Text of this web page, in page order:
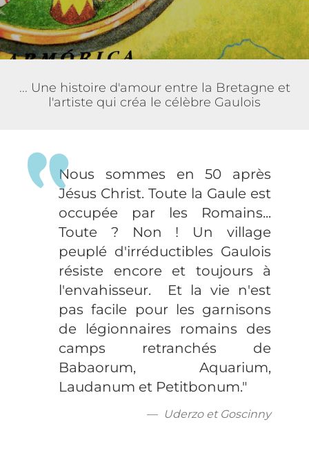
... Une histoire d'amour entre la Bretagne et
l'artiste qui créa le célèbre Gaulois
Nous sommes en 50 après
Jésus Christ. Toute la Gaule est
occupée par les Romains...
Toute ? Non ! Un village
peuplé d'irréductibles Gaulois
résiste encore et toujours à
l'envahisseur. Et la vie n'est
pas facile pour les garnisons
de légionnaires romains des
camps retranchés de
Babaorum, Aquarium,
Laudanum et Petitbonum."
Uderzo et Goscinny